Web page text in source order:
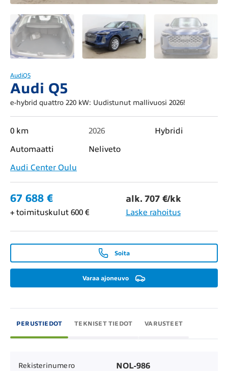
AudiQ5
Audi Q5
e-hybrid quattro 220 kW: Uudistunut mallivuosi 2026!
0 km 2026
Hybridi
Automaatti
Neliveto
Audi Center Oulu
67 688 € alk. 707 €/kk
+ toimituskulut 600 € Laske rahoitus
Soita
Varaa ajoneuvo
PERUSTIEDOT TEKNISET TIEDOT VARUSTEET
Rekisterinumero NOL-986